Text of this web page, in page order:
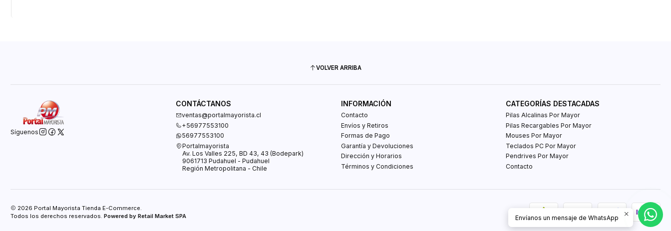
VOLVER ARRIBA
Síguenos
CONTÁCTANOS
ventas@portalmayorista.cl
+56977553100
56977553100
Portalmayorista
Av. Los Valles 225, BD 43, 43 (Bodepark)
9061713 Pudahuel - Pudahuel
Región Metropolitana - Chile
INFORMACIÓN
Contacto
Envíos y Retiros
Formas de Pago
Garantía y Devoluciones
Dirección y Horarios
Términos y Condiciones
CATEGORÍAS DESTACADAS
Pilas Alcalinas Por Mayor
Pilas Recargables Por Mayor
Mouses Por Mayor
Teclados PC Por Mayor
Pendrives Por Mayor
Contacto
2026 Portal Mayorista Tienda E-Commerce.
Todos los derechos reservados. Powered by Retail Market SPA Envíanos un mensaje de WhatsApp